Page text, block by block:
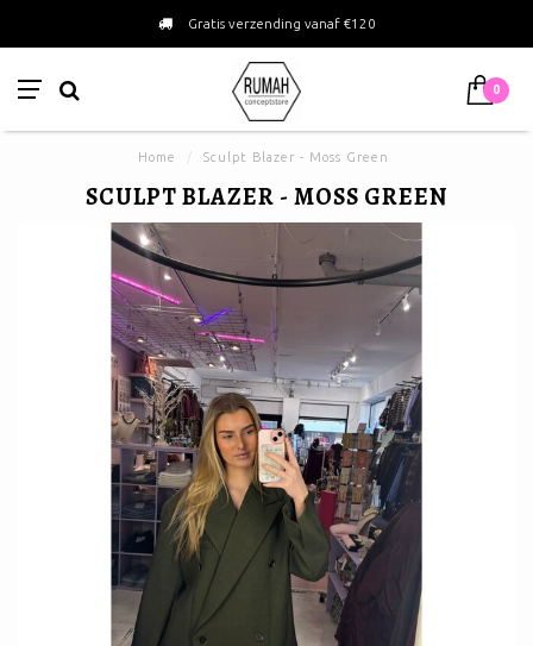
Gratis verzending vanaf €120
0
Home Sculpt Blazer - Moss Green
SCULPT BLAZER - MOSS GREEN